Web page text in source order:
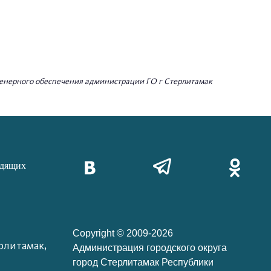
обеспечения администрации ГО г Стерлитамак
Copyright © 2009-2026
Администрация городского округа
город Стерлитамак Республики